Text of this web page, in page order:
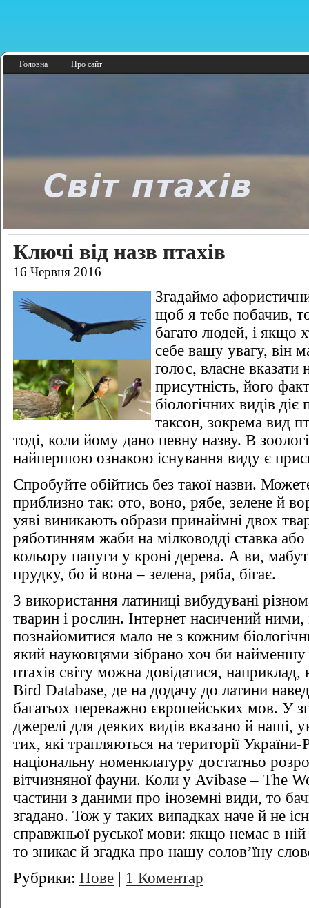
Головна Про сайт
Ключі від назв птахів
16 Червня 2016
Згадаймо
щоб я тебе побачив,
багато людей, і якщо
себе вашу увагу, він
голос, власне
присутність, його
біологічних видів
таксон, зокрема вид
тоді, коли йому дано певну назву. В
найпершою ознакою існування виду є
Спробуйте обійтись без такої назви.
приблизно так: ото, воно, рябе, зелене й
уяві виникають образи принаймні двох
ряботинням жаби на мілководді ставка
кольору папуги у кроні дерева. А ви,
прудку, бо й вона – зелена, ряба, бігає.
З використання латиниці вибудувані
тварин і рослин. Інтернет насичений
познайомитися мало не з кожним
який науковцями зібрано хоч би
птахів світу можна довідатися,
Bird Database, де на додачу до латини
багатьох переважно європейських мов. У
джерелі для деяких видів вказано й наші,
тих, які трапляються на території
національну номенклатуру достатньо
вітчизняної фауни. Коли у Avibase – The
частини з даними про іноземні види, то
згадано. Тож у таких випадках наче й не
справжньої руської мови: якщо немає в
то зникає й згадка про нашу солов’їну
Рубрики: Нове | 1 Коментар